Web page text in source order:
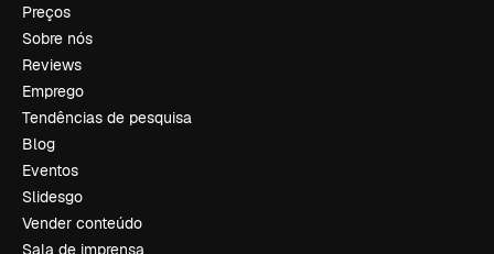
Preços
Sobre nós
Reviews
Emprego
Tendências de pesquisa
Blog
Eventos
Slidesgo
Vender conteúdo
Sala de imprensa